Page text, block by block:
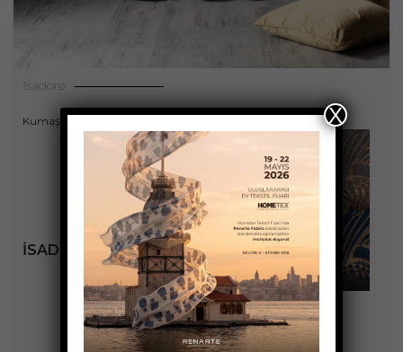
İsadore
Kumaşlar
İSADORE KOLEKSIYONU
+4
X